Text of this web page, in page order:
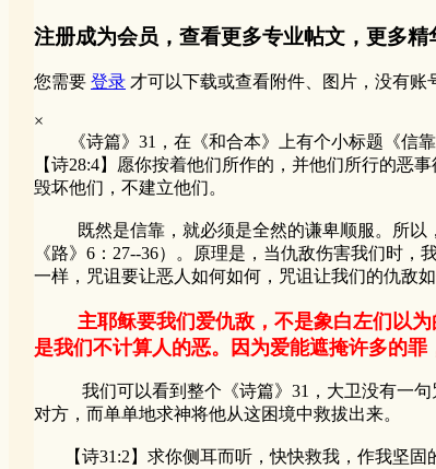
注册成为会员，查看更多专业帖文，更多精
您需要 登录 才可以下载或查看附件、图片，没有账
×
《诗篇》31，在《和合本》上有个小标题《信靠
【诗28:4】愿你按着他们所作的，并他们所行的恶
毁坏他们，不建立他们。
既然是信靠，就必须是全然的谦卑顺服。所以，
《路》6：27--36）。原理是，当仇敌伤害我们时
一样，咒诅要让恶人如何如何，咒诅让我们的仇敌
主耶稣要我们爱仇敌，不是象白左们以
是我们不计算人的恶。因为爱能遮掩许多的
我们可以看到整个《诗篇》31，大卫没有一句咒
对方，而单单地求神将他从这困境中救拔出来。
【诗31:2】求你侧耳而听，快快救我，作我坚固